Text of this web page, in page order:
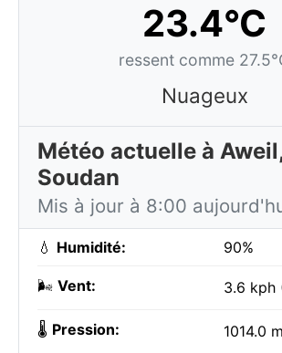
23.4°C
ressent comme
Nuageux
Météo actuelle à
Soudan
Mis à jour à 8:00
💧 Humidité: 90%
🌬️ Vent: 3.6 kph
🌡️ Pression: 1014.0